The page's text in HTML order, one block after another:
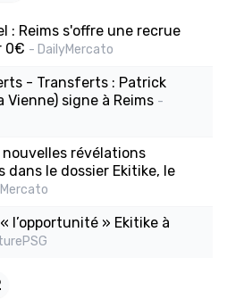
: Reims s'offre une recrue
0€ - DailyMercato
- Transferts : Patrick
signe à Reims -
nouvelles révélations
dans le dossier Ekitike, le
l’opportunité » Ekitike à